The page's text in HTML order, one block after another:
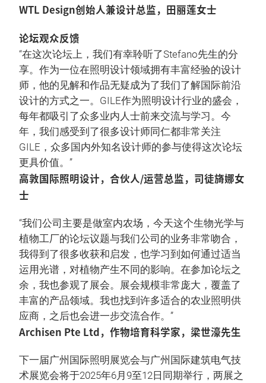
WTL Design创始人兼设计总监，田丽莲女士
论坛观众反馈
“在这次论坛上，我们有幸聆听了Stefano先生的分
享。作为一位在照明设计领域拥有丰富经验的设计
师，他的见解和作品无疑成为了我们了解国际前沿
设计的方式之一。GILE作为照明设计行业的盛会，
每年都吸引了众多业内人士前来交流与学习。今
年，我们感受到了很多设计师同仁都非常关注
GILE，众多国内外知名设计师的参与使得这次论坛
更具价值。”
高敦国际照明设计，合伙人/运营总监，司徒旖娜女
士
“我们公司主要是做室内农场，今天这个生物光学与
植物工厂的论坛议题与我们公司的业务非常吻合，
我得到了很多收获和启发，也学习到如何通过适当
运用光谱，对植物产生不同的影响。在参加论坛之
余，我也参观了展会。展会规模非常庞大，覆盖了
丰富的产品领域。我也找到许多适合的农业照明供
应商，之后也会进一步交流合作。”
Archisen Pte Ltd，作物培育科学家，梁世濠先生
下一届广州国际照明展览会与广州国际建筑电气技
术展览会将于2025年6月9至12日同期举行，两展之